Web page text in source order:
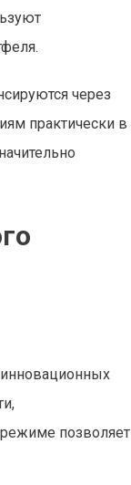
через
практически в
позволяет